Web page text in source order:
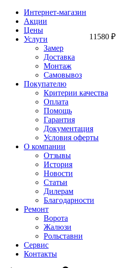
Интернет-магазин
Акции
Цены
Услуги
Замер
Доставка
Монтаж
Самовывоз
Покупателю
Критерии качества
Оплата
Помощь
Гарантия
Документация
Условия оферты
О компании
Отзывы
История
Новости
Статьи
Дилерам
Благодарности
Ремонт
Ворота
Жалюзи
Рольставни
Сервис
Контакты
11580 ₽